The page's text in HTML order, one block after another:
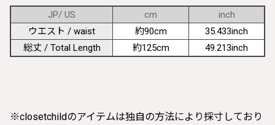
JP/ US cm
inch
ウエスト / waist
約90cm
35.433inch
総丈 / Total Length
約125cm 49.213inch
※closetchildのアイテムは独自の方法により採寸しており